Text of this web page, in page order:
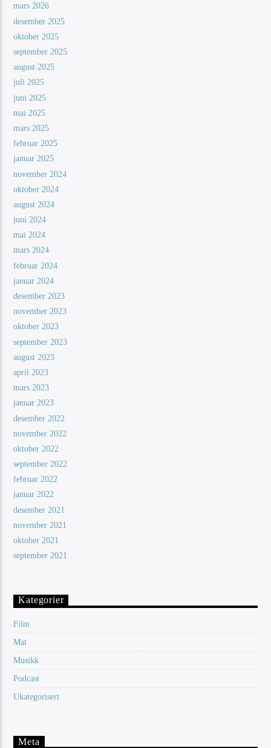
mars 2026
desember 2025
oktober 2025
september 2025
august 2025
juli 2025
juni 2025
mai 2025
mars 2025
februar 2025
januar 2025
november 2024
oktober 2024
august 2024
juni 2024
mai 2024
mars 2024
februar 2024
januar 2024
desember 2023
november 2023
oktober 2023
september 2023
august 2023
april 2023
mars 2023
januar 2023
desember 2022
november 2022
oktober 2022
september 2022
februar 2022
januar 2022
desember 2021
november 2021
oktober 2021
september 2021
Kategorier
Film
Mat
Musikk
Podcast
Ukategorisert
Meta